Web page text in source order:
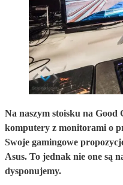
Na naszym stoisku na Good
komputery z monitorami o
Swoje gamingowe
Asus. To jednak nie one są
dysponujemy.